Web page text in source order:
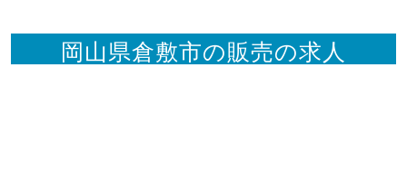
岡山県倉敷市の販売の求人